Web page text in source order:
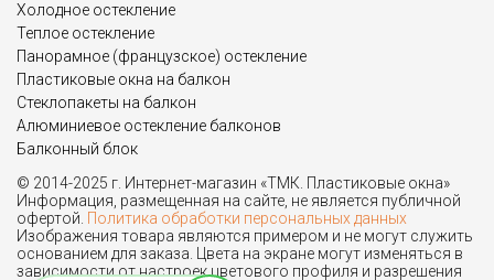
Холодное остекление
Теплое остекление
Панорамное (французское) остекление
Пластиковые окна на балкон
Стеклопакеты на балкон
Алюминиевое остекление балконов
Балконный блок
© 2014-2025 г. Интернет-магазин «ТМК. Пластиковые окна»
Информация, размещенная на сайте, не является публичной
офертой. Политика обработки персональных данных
Изображения товара являются примером и не могут служить
основанием для заказа. Цвета на экране могут изменяться в
зависимости от настроек цветового профиля и разрешения